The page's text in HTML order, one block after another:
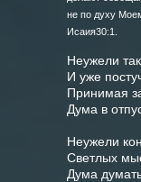
не по духу
Исаия30:1.
Неужели
И уже
Принимая
Дума в
Неужели
Светлых
Дума